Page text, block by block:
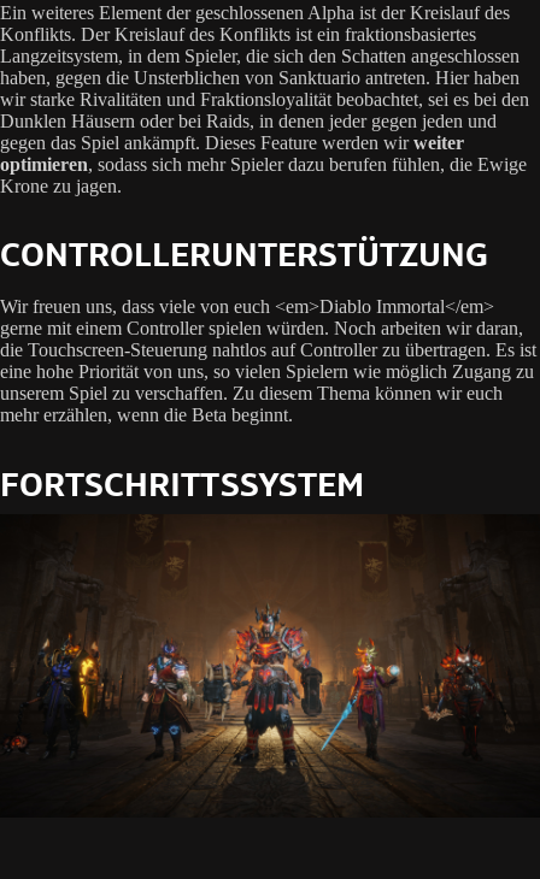
Ein weiteres Element der geschlossenen Alpha ist der Kreislauf des
Konflikts. Der Kreislauf des Konflikts ist ein fraktionsbasiertes
Langzeitsystem, in dem Spieler, die sich den Schatten angeschlossen
haben, gegen die Unsterblichen von Sanktuario antreten. Hier haben
wir starke Rivalitäten und Fraktionsloyalität beobachtet, sei es bei den
Dunklen Häusern oder bei Raids, in denen jeder gegen jeden und
gegen das Spiel ankämpft. Dieses Feature werden wirweiter
optimieren, sodass sich mehr Spieler dazu berufen fühlen, die Ewige
Krone zu jagen.
CONTROLLERUNTERSTÜTZUNG
Wir freuen uns, dass viele von euch <em>Diablo Immortal</em>
gerne mit einem Controller spielen würden. Noch arbeiten wir daran,
die Touchscreen-Steuerung nahtlos auf Controller zu übertragen. Es ist
eine hohe Priorität von uns, so vielen Spielern wie möglich Zugang zu
unserem Spiel zu verschaffen. Zu diesem Thema können wir euch
mehr erzählen, wenn die Beta beginnt.
FORTSCHRITTSSYSTEM